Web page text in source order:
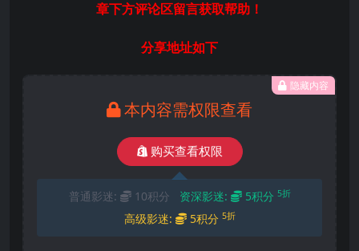
章下方评论区留言获取帮助！
分享地址如下
隐藏内容
本内容需权限查看
购买查看权限
普通影迷: 10积分 资深影迷: 5积分 5折
高级影迷: 5积分 5折